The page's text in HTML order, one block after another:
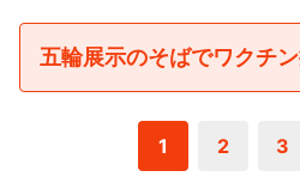
五輪展示のそばでワクチ
1 2 3